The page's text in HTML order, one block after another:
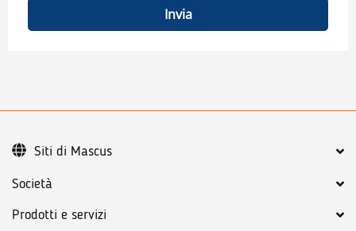
Invia
Società
Prodotti e servizi
Siti di Mascus